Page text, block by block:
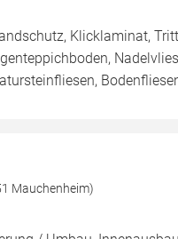
Klicklaminat,
Mauchenheim)